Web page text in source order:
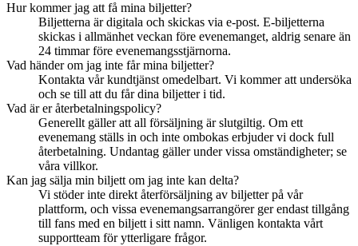
Hur kommer jag att få mina biljetter?
Biljetterna är digitala och skickas via e-post. E-biljetterna
skickas i allmänhet veckan före evenemanget, aldrig senare än
24 timmar före evenemangsstjärnorna.
Vad händer om jag inte får mina biljetter?
Kontakta vår kundtjänst omedelbart. Vi kommer att undersöka
och se till att du får dina biljetter i tid.
Vad är er återbetalningspolicy?
Generellt gäller att all försäljning är slutgiltig. Om ett
evenemang ställs in och inte ombokas erbjuder vi dock full
återbetalning. Undantag gäller under vissa omständigheter; se
våra villkor.
Kan jag sälja min biljett om jag inte kan delta?
Vi stöder inte direkt återförsäljning av biljetter på vår
plattform, och vissa evenemangsarrangörer ger endast tillgång
till fans med en biljett i sitt namn. Vänligen kontakta vårt
supportteam för ytterligare frågor.